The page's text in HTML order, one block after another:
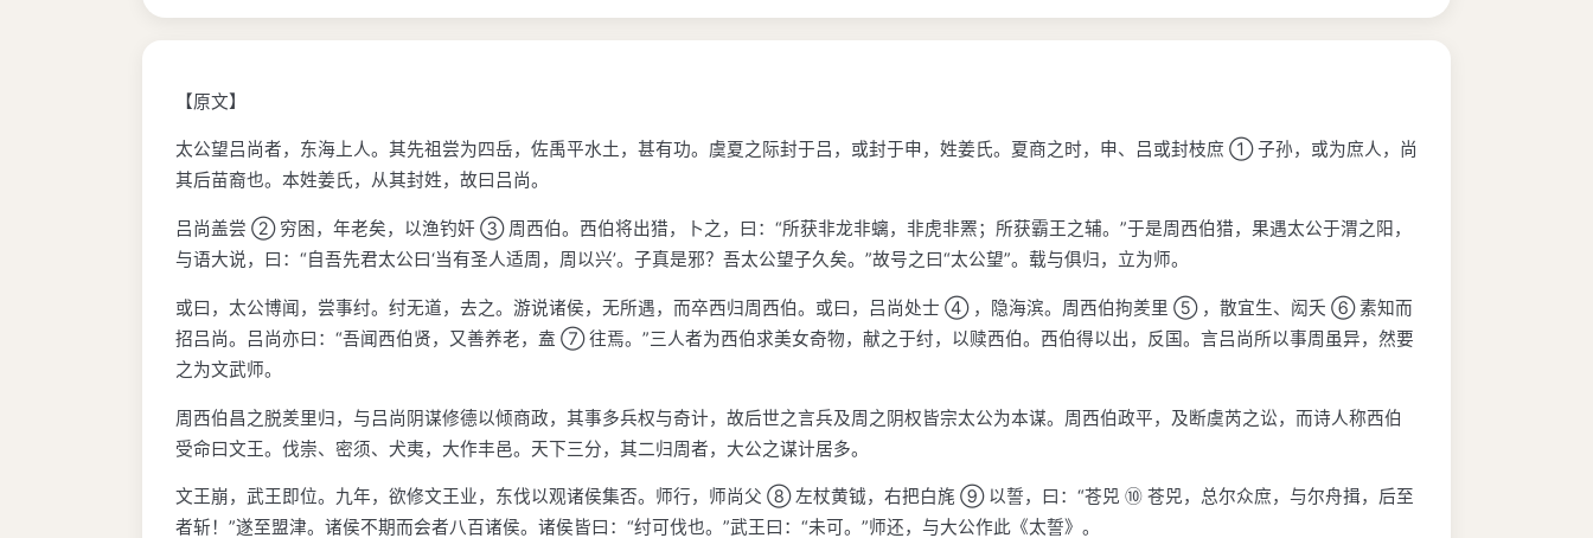
【原文】
太公望吕尚者，东海上人。其先祖尝为四岳，佐禹平水土，甚有功。虞夏之际封于吕，或封于申，姓姜氏。夏商之时，申、吕或封枝庶 ① 子孙，或为庶人，尚
其后苗裔也。本姓姜氏，从其封姓，故曰吕尚。
吕尚盖尝 ② 穷困，年老矣，以渔钓奸 ③ 周西伯。西伯将出猎，卜之，曰：“所获非龙非螭，非虎非罴；所获霸王之辅。”于是周西伯猎，果遇太公于渭之阳，
与语大说，曰：“自吾先君太公曰‘当有圣人适周，周以兴’。子真是邪？吾太公望子久矣。”故号之曰“太公望”。载与俱归，立为师。
或曰，太公博闻，尝事纣。纣无道，去之。游说诸侯，无所遇，而卒西归周西伯。或曰，吕尚处士 ④ ，隐海滨。周西伯拘羑里 ⑤ ，散宜生、闳夭 ⑥ 素知而
招吕尚。吕尚亦曰：“吾闻西伯贤，又善养老，盍 ⑦ 往焉。”三人者为西伯求美女奇物，献之于纣，以赎西伯。西伯得以出，反国。言吕尚所以事周虽异，然要
之为文武师。
周西伯昌之脱羑里归，与吕尚阴谋修德以倾商政，其事多兵权与奇计，故后世之言兵及周之阴权皆宗太公为本谋。周西伯政平，及断虞芮之讼，而诗人称西伯
受命曰文王。伐崇、密须、犬夷，大作丰邑。天下三分，其二归周者，大公之谋计居多。
文王崩，武王即位。九年，欲修文王业，东伐以观诸侯集否。师行，师尚父 ⑧ 左杖黄钺，右把白旄 ⑨ 以誓，曰：“苍兕 ⑩ 苍兕，总尔众庶，与尔舟揖，后至
者斩！”遂至盟津。诸侯不期而会者八百诸侯。诸侯皆曰：“纣可伐也。”武王曰：“未可。”师还，与大公作此《太誓》。